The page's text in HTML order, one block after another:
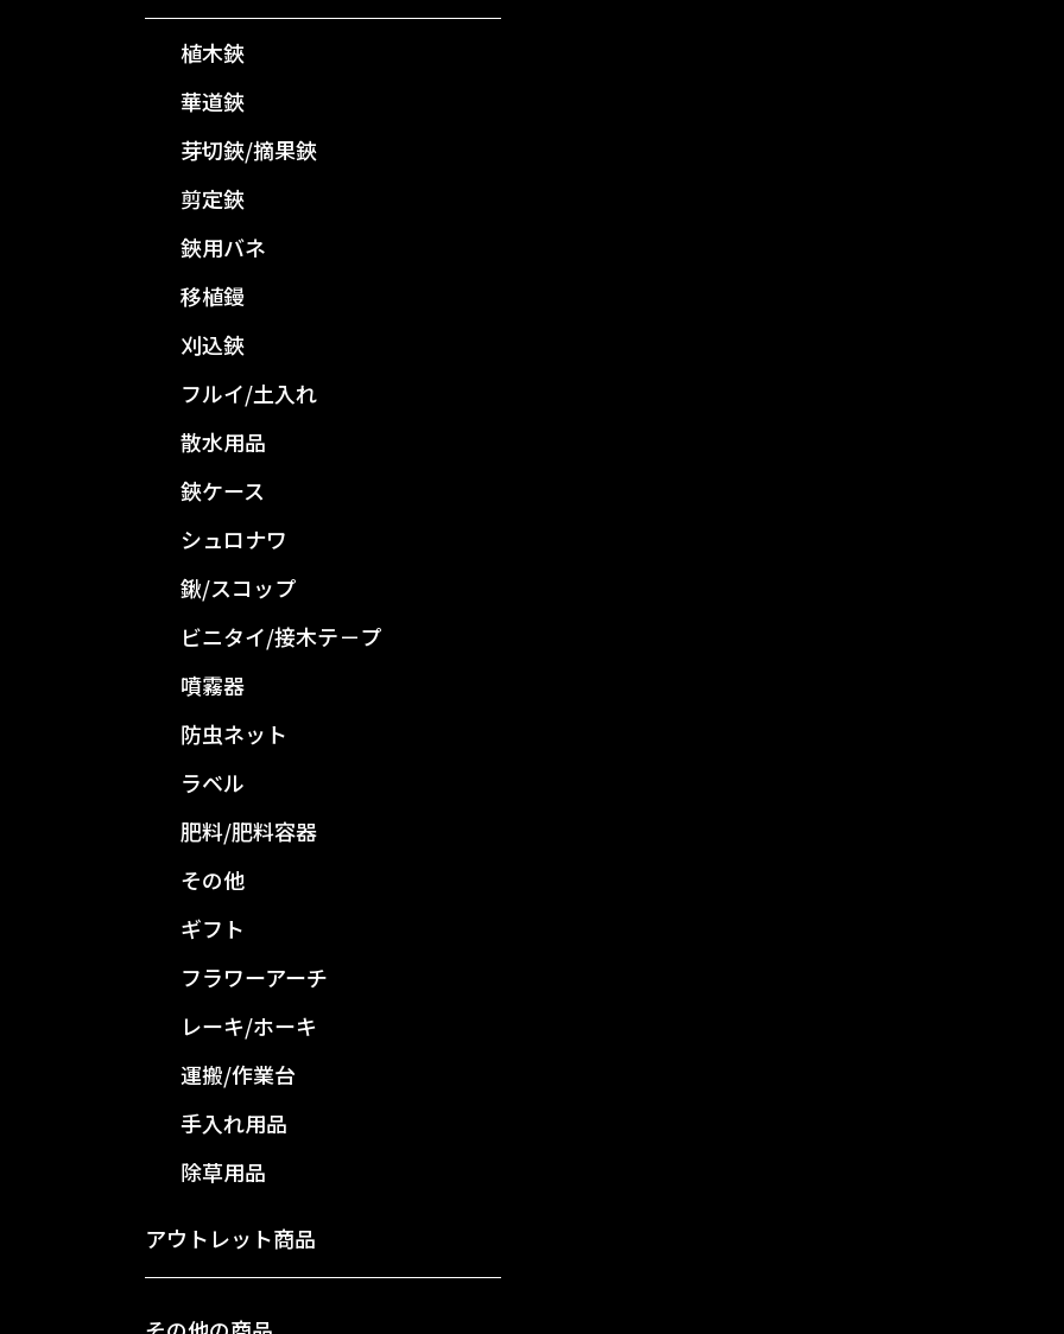
植木鋏
華道鋏
芽切鋏/摘果鋏
剪定鋏
鋏用バネ
移植鏝
刈込鋏
フルイ/土入れ
散水用品
鋏ケース
シュロナワ
鍬/スコップ
ビニタイ/接木テ－プ
噴霧器
防虫ネット
ラベル
肥料/肥料容器
その他
ギフト
フラワーアーチ
レーキ/ホーキ
運搬/作業台
手入れ用品
除草用品
アウトレット商品